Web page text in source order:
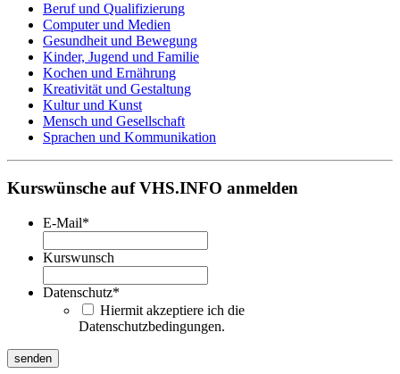
Beruf und Qualifizierung
Computer und Medien
Gesundheit und Bewegung
Kinder, Jugend und Familie
Kochen und Ernährung
Kreativität und Gestaltung
Kultur und Kunst
Mensch und Gesellschaft
Sprachen und Kommunikation
Kurswünsche auf VHS.INFO anmelden
E-Mail*
Kurswunsch
Datenschutz*
Hiermit akzeptiere ich die
Datenschutzbedingungen.